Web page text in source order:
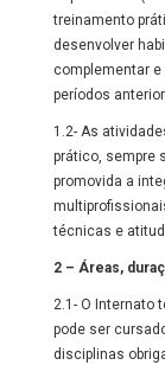
treinamento
desenvolver
complementar
períodos
1.2- As
prático, sempre
promovida a
técnicas e
2 – Áreas,
2.1- O Internato
pode ser
disciplinas